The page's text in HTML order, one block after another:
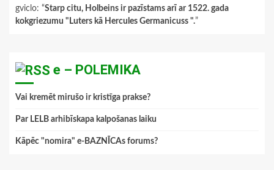
gviclo: “Starp citu, Holbeins ir pazīstams arī ar 1522. gada
kokgriezumu "Luters kā Hercules Germanicuss ".”
e – POLEMIKA
Vai kremēt mirušo ir kristīga prakse?
Par LELB arhibīskapa kalpošanas laiku
Kāpēc "nomira" e-BAZNĪCAs forums?